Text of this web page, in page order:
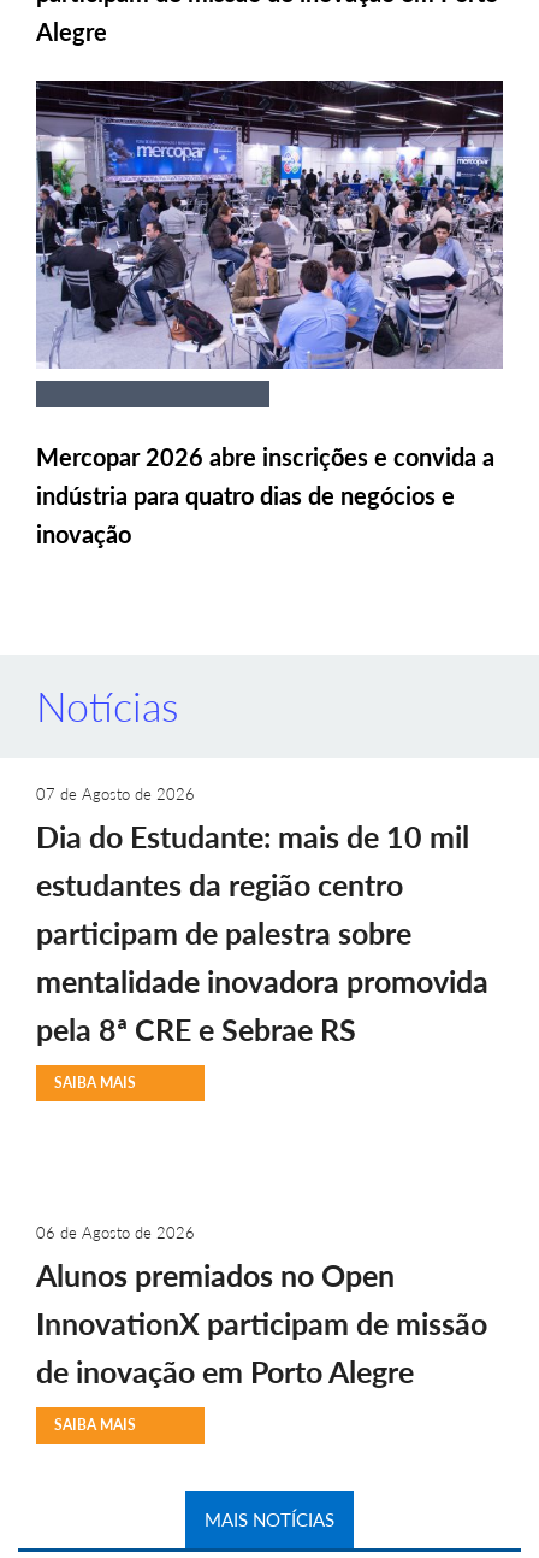
Alegre
Mercopar 2026 abre inscrições e convida a
indústria para quatro dias de negócios e
inovação
Notícias
07 de Agosto de 2026
Dia do Estudante: mais de 10 mil
estudantes da região centro
participam de palestra sobre
mentalidade inovadora promovida
pela 8ª CRE e Sebrae RS
SAIBA MAIS
06 de Agosto de 2026
Alunos premiados no Open
InnovationX participam de missão
de inovação em Porto Alegre
SAIBA MAIS
MAIS NOTÍCIAS